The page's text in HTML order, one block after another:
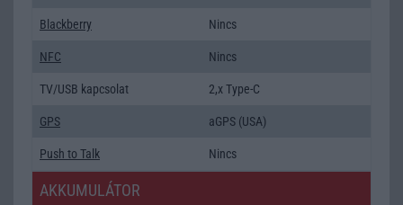
Blackberry Nincs
NFC Nincs
TV/USB kapcsolat 2,x Type-C
GPS aGPS (USA)
Push to Talk Nincs
AKKUMULÁTOR